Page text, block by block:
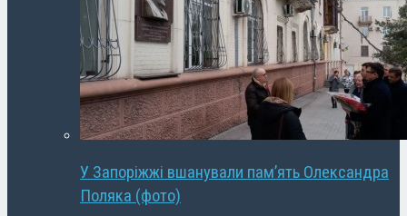
У Запоріжжі вшанували пам’ять Олександра
Поляка (фото)